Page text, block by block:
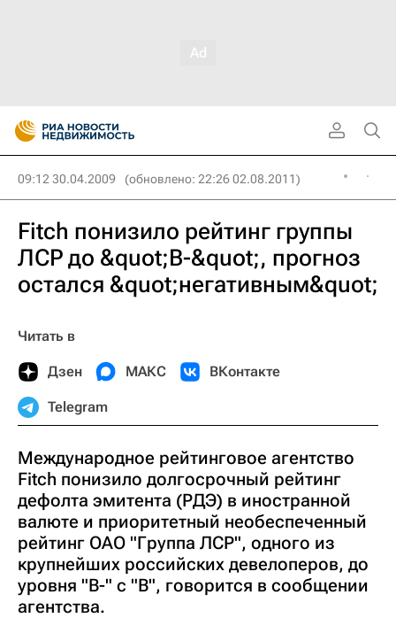
09:12 30.04.2009 (обновлено: 22:26 02.08.2011)
Fitch понизило рейтинг группы
ЛСР до &quot;B-&quot;, прогноз
остался &quot;негативным&quot;
Читать в
Дзен МАКС ВКонтакте
Telegram
Международное рейтинговое агентство
Fitch понизило долгосрочный рейтинг
дефолта эмитента (РДЭ) в иностранной
валюте и приоритетный необеспеченный
рейтинг ОАО "Группа ЛСР", одного из
крупнейших российских девелоперов, до
уровня "B-" с "В", говорится в сообщении
агентства.